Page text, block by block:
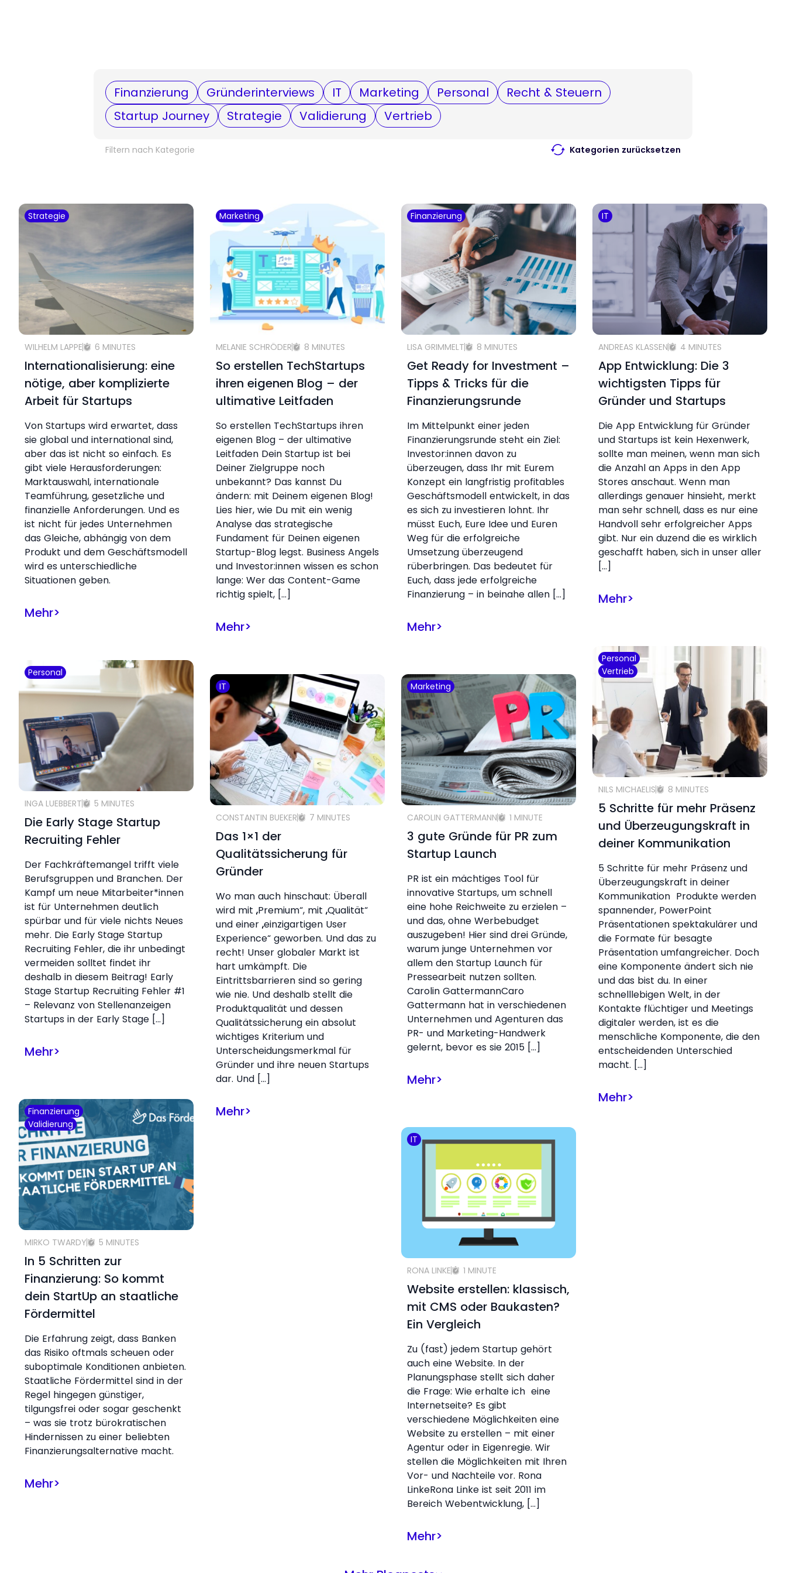
Finanzierung Gründerinterviews IT Marketing Personal
Recht & Steuern
Startup Journey
Strategie Validierung Vertrieb
Filtern nach Kategorie Kategorien zurücksetzen
Strategie
WILHELM LAPPE 6 MINUTES
Internationalisierung: eine
nötige, aber komplizierte
Arbeit für Startups
Von Startups wird erwartet, dass
sie global und international sind,
aber das ist nicht so einfach. Es
gibt viele Herausforderungen:
Marktauswahl, internationale
Teamführung, gesetzliche und
finanzielle Anforderungen. Und es
ist nicht für jedes Unternehmen
das Gleiche, abhängig von dem
Produkt und dem Geschäftsmodell
wird es unterschiedliche
Situationen geben.
Mehr>
Personal
INGA LUEBBERT 5 MINUTES
Die Early Stage Startup
Recruiting Fehler
Der Fachkräftemangel trifft viele
Berufsgruppen und Branchen. Der
Kampf um neue Mitarbeiter*innen
ist für Unternehmen deutlich
spürbar und für viele nichts Neues
mehr. Die Early Stage Startup
Recruiting Fehler, die ihr unbedingt
vermeiden solltet findet ihr
deshalb in diesem Beitrag! Early
Stage Startup Recruiting Fehler #1
– Relevanz von Stellenanzeigen
Startups in der Early Stage […]
Mehr>
Finanzierung
Validierung
MIRKO TWARDY 5 MINUTES
In 5 Schritten zur
Finanzierung: So kommt
dein StartUp an staatliche
Fördermittel
Die Erfahrung zeigt, dass Banken
das Risiko oftmals scheuen oder
suboptimale Konditionen anbieten.
Staatliche Fördermittel sind in der
Regel hingegen günstiger,
tilgungsfrei oder sogar geschenkt
– was sie trotz bürokratischen
Hindernissen zu einer beliebten
Finanzierungsalternative macht.
Mehr>
Marketing
MELANIE SCHRÖDER 8 MINUTES
So erstellen TechStartups
ihren eigenen Blog – der
ultimative Leitfaden
So erstellen TechStartups ihren
eigenen Blog – der ultimative
Leitfaden Dein Startup ist bei
Deiner Zielgruppe noch
unbekannt? Das kannst Du
ändern: mit Deinem eigenen Blog!
Lies hier, wie Du mit ein wenig
Analyse das strategische
Fundament für Deinen eigenen
Startup-Blog legst. Business Angels
und Investor:innen wissen es schon
lange: Wer das Content-Game
richtig spielt, […]
Mehr>
IT
CONSTANTIN BUEKER 7 MINUTES
Das 1×1 der
Qualitätssicherung für
Gründer
Wo man auch hinschaut: Überall
wird mit „Premium“, mit „Qualität“
und einer „einzigartigen User
Experience“ geworben. Und das zu
recht! Unser globaler Markt ist
hart umkämpft. Die
Eintrittsbarrieren sind so gering
wie nie. Und deshalb stellt die
Produktqualität und dessen
Qualitätssicherung ein absolut
wichtiges Kriterium und
Unterscheidungsmerkmal für
Gründer und ihre neuen Startups
dar. Und […]
Mehr>
Finanzierung
LISA GRIMMELT 8 MINUTES
Get Ready for Investment –
Tipps & Tricks für die
Finanzierungsrunde
Im Mittelpunkt einer jeden
Finanzierungsrunde steht ein Ziel:
Investor:innen davon zu
überzeugen, dass Ihr mit Eurem
Konzept ein langfristig profitables
Geschäftsmodell entwickelt, in das
es sich zu investieren lohnt. Ihr
müsst Euch, Eure Idee und Euren
Weg für die erfolgreiche
Umsetzung überzeugend
rüberbringen. Das bedeutet für
Euch, dass jede erfolgreiche
Finanzierung – in beinahe allen […]
Mehr>
Marketing
CAROLIN GATTERMANN 1 MINUTE
3 gute Gründe für PR zum
Startup Launch
PR ist ein mächtiges Tool für
innovative Startups, um schnell
eine hohe Reichweite zu erzielen –
und das, ohne Werbebudget
auszugeben! Hier sind drei Gründe,
warum junge Unternehmen vor
allem den Startup Launch für
Pressearbeit nutzen sollten.
Carolin GattermannCaro
Gattermann hat in verschiedenen
Unternehmen und Agenturen das
PR- und Marketing-Handwerk
gelernt, bevor es sie 2015 […]
Mehr>
IT
RONA LINKE 1 MINUTE
Website erstellen: klassisch,
mit CMS oder Baukasten?
Ein Vergleich
Zu (fast) jedem Startup gehört
auch eine Website. In der
Planungsphase stellt sich daher
die Frage: Wie erhalte ich eine
Internetseite? Es gibt
verschiedene Möglichkeiten eine
Website zu erstellen – mit einer
Agentur oder in Eigenregie. Wir
stellen die Möglichkeiten mit Ihren
Vor- und Nachteile vor. Rona
LinkeRona Linke ist seit 2011 im
Bereich Webentwicklung, […]
Mehr>
IT
ANDREAS KLASSEN 4 MINUTES
App Entwicklung: Die 3
wichtigsten Tipps für
Gründer und Startups
Die App Entwicklung für Gründer
und Startups ist kein Hexenwerk,
sollte man meinen, wenn man sich
die Anzahl an Apps in den App
Stores anschaut. Wenn man
allerdings genauer hinsieht, merkt
man sehr schnell, dass es nur eine
Handvoll sehr erfolgreicher Apps
gibt. Nur ein duzend die es wirklich
geschafft haben, sich in unser aller
[…]
Mehr>
Personal
Vertrieb
NILS MICHAELIS 8 MINUTES
5 Schritte für mehr Präsenz
und Überzeugungskraft in
deiner Kommunikation
5 Schritte für mehr Präsenz und
Überzeugungskraft in deiner
Kommunikation Produkte werden
spannender, PowerPoint
Präsentationen spektakulärer und
die Formate für besagte
Präsentation umfangreicher. Doch
eine Komponente ändert sich nie
und das bist du. In einer
schnelllebigen Welt, in der
Kontakte flüchtiger und Meetings
digitaler werden, ist es die
menschliche Komponente, die den
entscheidenden Unterschied
macht. […]
Mehr>